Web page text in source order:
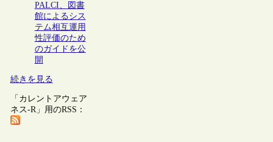
PALCI、図書
館によるシス
テム相互運用
性評価のため
のガイドを公
開
続きを見る
「カレントアウェア
ネス-R」用のRSS：